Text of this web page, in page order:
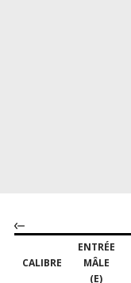
CALIBRE
ENTRÉE
MÂLE
(E)